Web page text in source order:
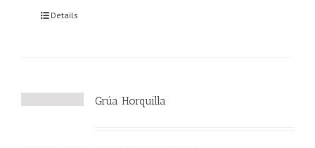
Details
Grúa Horquilla